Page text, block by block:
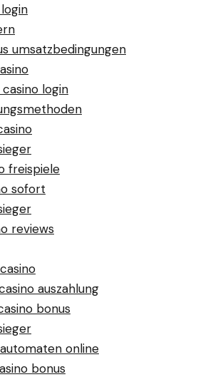
umsatzbedingungen
login
freispiele
sofort
reviews
auszahlung
bonus
online
bonus